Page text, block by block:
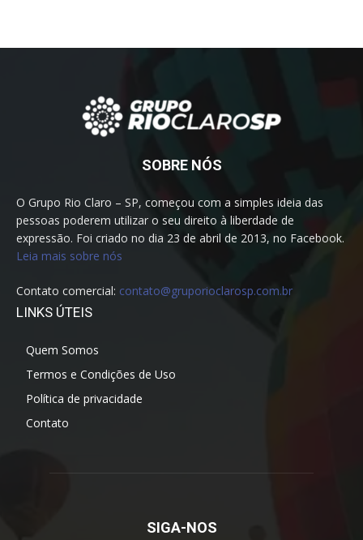
SOBRE NÓS
O Grupo Rio Claro – SP, começou com a simples ideia das
pessoas poderem utilizar o seu direito à liberdade de
expressão. Foi criado no dia 23 de abril de 2013, no Facebook.
Leia mais sobre nós
Contato comercial: contato@gruporioclarosp.com.br
LINKS ÚTEIS
Quem Somos
Termos e Condições de Uso
Política de privacidade
Contato
SIGA-NOS